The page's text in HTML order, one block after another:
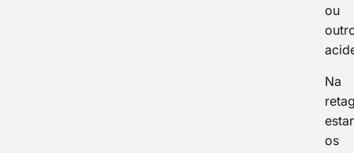
ou
Na
os